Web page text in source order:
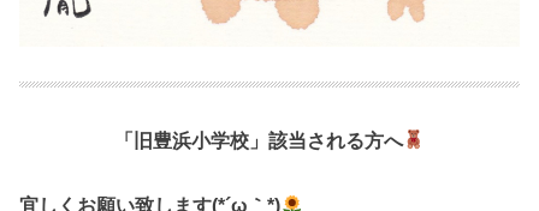
「旧豊浜小学校」該当される方へ
宜しくお願い致します(*´ω｀*)